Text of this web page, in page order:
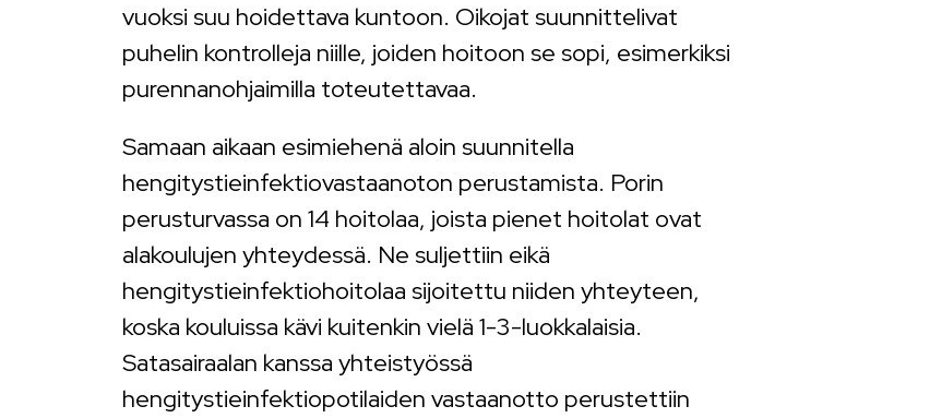
vuoksi suu hoidettava kuntoon. Oikojat suunnittelivat
puhelin kontrolleja niille, joiden hoitoon se sopi, esimerkiksi
purennanohjaimilla toteutettavaa.
Samaan aikaan esimiehenä aloin suunnitella
hengitystieinfektiovastaanoton perustamista. Porin
perusturvassa on 14 hoitolaa, joista pienet hoitolat ovat
alakoulujen yhteydessä. Ne suljettiin eikä
hengitystieinfektiohoitolaa sijoitettu niiden yhteyteen,
koska kouluissa kävi kuitenkin vielä 1-3-luokkalaisia.
Satasairaalan kanssa yhteistyössä
hengitystieinfektiopotilaiden vastaanotto perustettiin